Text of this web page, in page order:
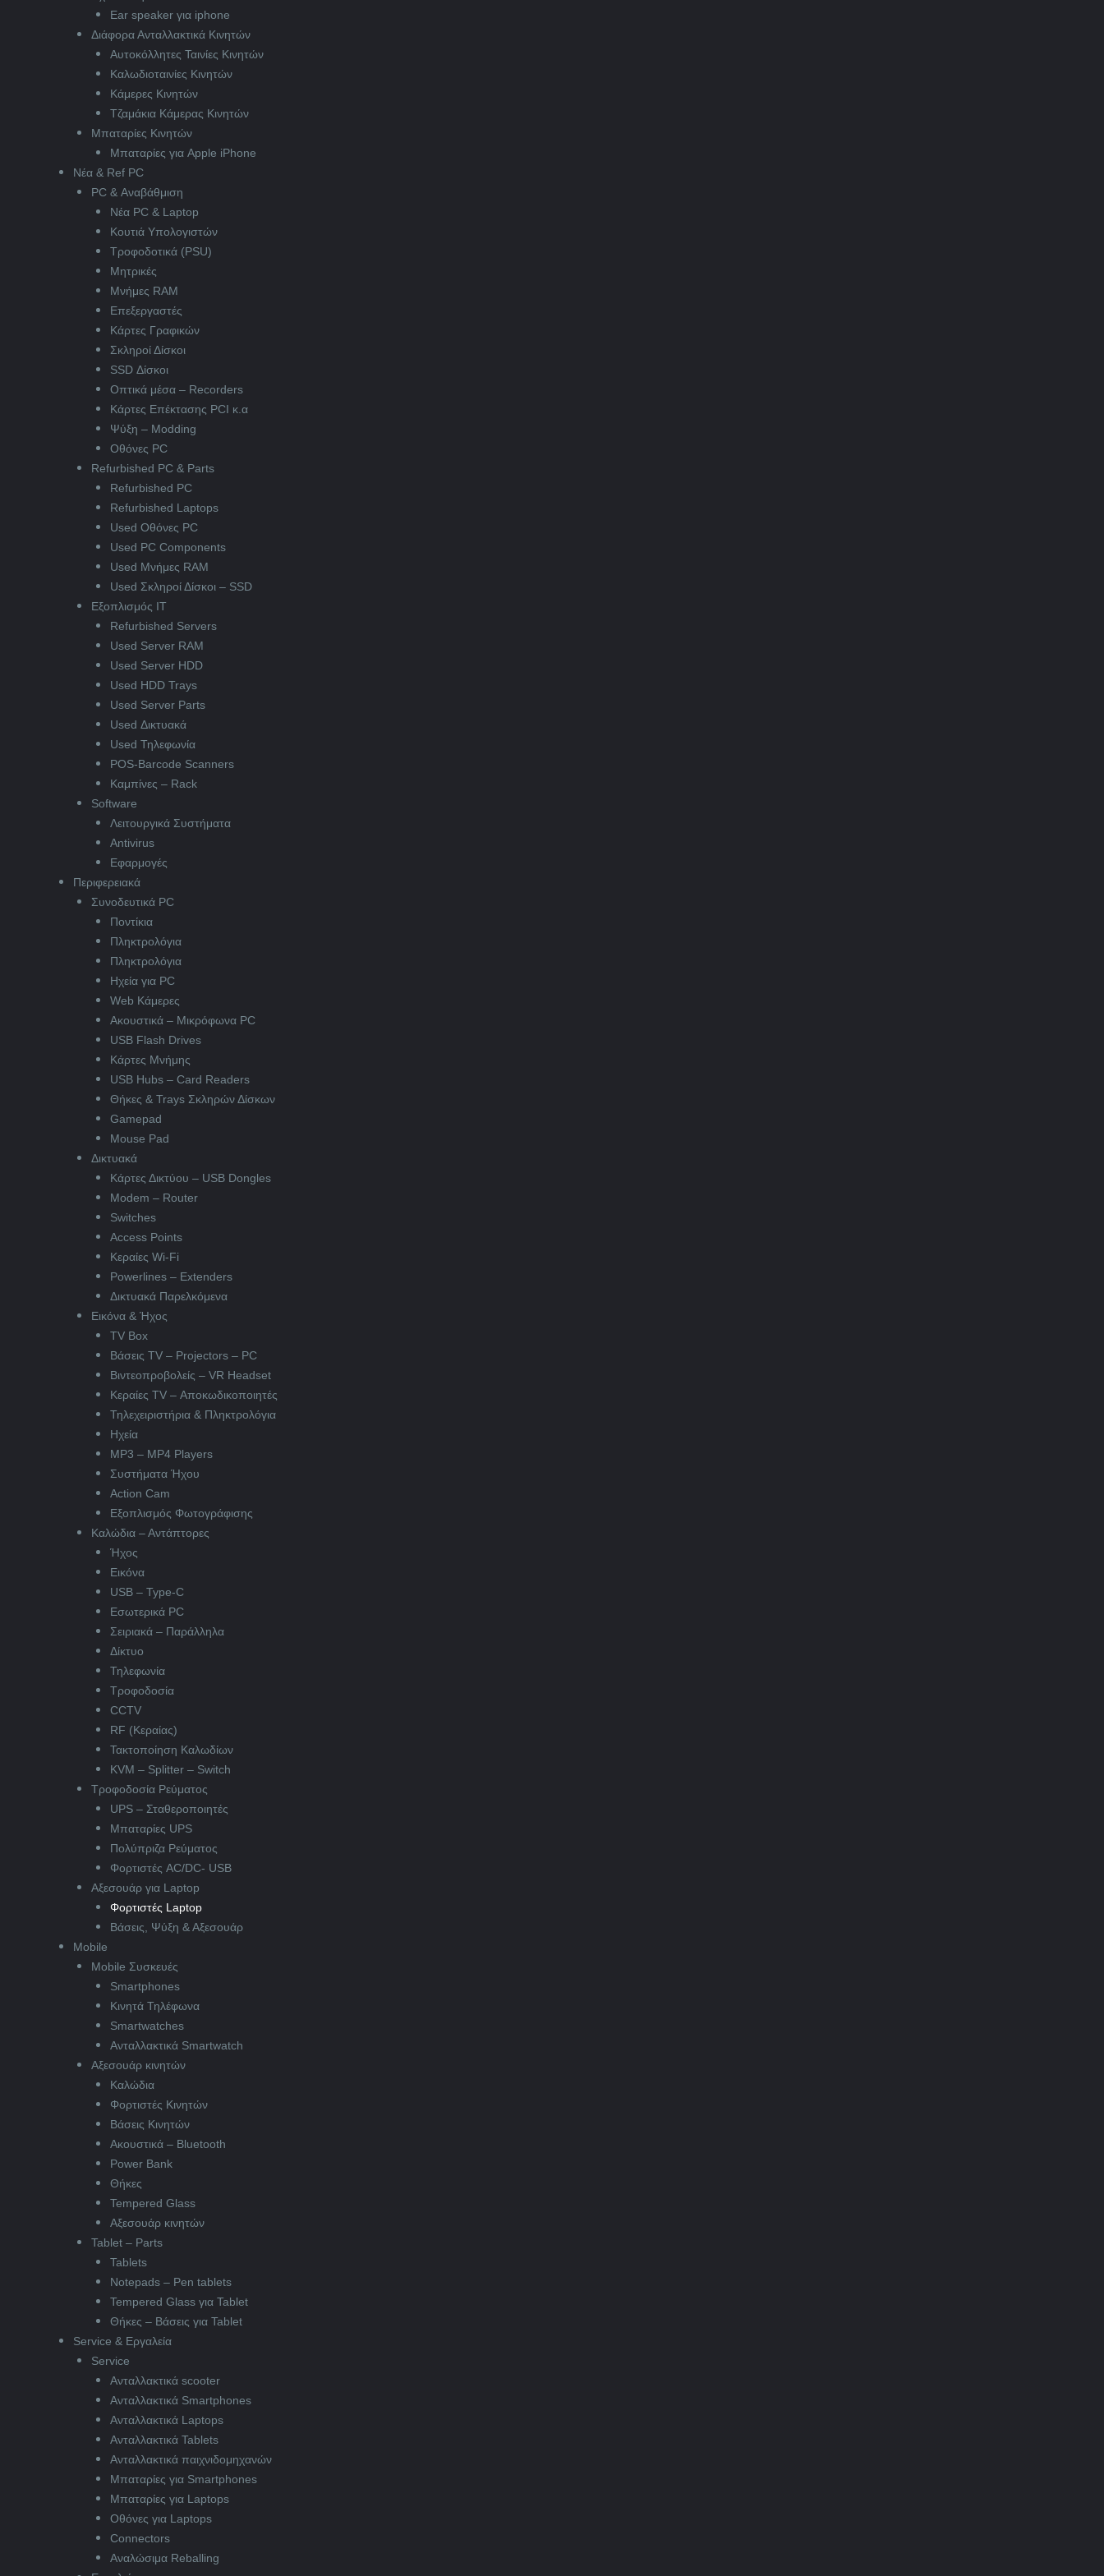
Ear speaker για iphone
Διάφορα Ανταλλακτικά Κινητών
Αυτοκόλλητες Ταινίες Κινητών
Καλωδιοταινίες Κινητών
Κάμερες Κινητών
Τζαμάκια Κάμερας Κινητών
Μπαταρίες Κινητών
Μπαταρίες για Apple iPhone
Νέα & Ref PC
PC & Αναβάθμιση
Νέα PC & Laptop
Κουτιά Υπολογιστών
Τροφοδοτικά (PSU)
Μητρικές
Μνήμες RAM
Επεξεργαστές
Κάρτες Γραφικών
Σκληροί Δίσκοι
SSD Δίσκοι
Οπτικά μέσα – Recorders
Κάρτες Επέκτασης PCI κ.α
Ψύξη – Modding
Οθόνες PC
Refurbished PC & Parts
Refurbished PC
Refurbished Laptops
Used Οθόνες PC
Used PC Components
Used Μνήμες RAM
Used Σκληροί Δίσκοι – SSD
Εξοπλισμός IT
Refurbished Servers
Used Server RAM
Used Server HDD
Used HDD Trays
Used Server Parts
Used Δικτυακά
Used Τηλεφωνία
POS-Barcode Scanners
Καμπίνες – Rack
Software
Λειτουργικά Συστήματα
Antivirus
Εφαρμογές
Περιφερειακά
Συνοδευτικά PC
Ποντίκια
Πληκτρολόγια
Πληκτρολόγια
Ηχεία για PC
Web Κάμερες
Ακουστικά – Μικρόφωνα PC
USB Flash Drives
Κάρτες Μνήμης
USB Hubs – Card Readers
Θήκες & Trays Σκληρών Δίσκων
Gamepad
Mouse Pad
Δικτυακά
Κάρτες Δικτύου – USB Dongles
Modem – Router
Switches
Access Points
Κεραίες Wi-Fi
Powerlines – Extenders
Δικτυακά Παρελκόμενα
Εικόνα & Ήχος
TV Box
Βάσεις TV – Projectors – PC
Βιντεοπροβολείς – VR Headset
Κεραίες TV – Αποκωδικοποιητές
Τηλεχειριστήρια & Πληκτρολόγια
Ηχεία
MP3 – MP4 Players
Συστήματα Ήχου
Action Cam
Εξοπλισμός Φωτογράφισης
Καλώδια – Αντάπτορες
Ήχος
Εικόνα
USB – Type-C
Εσωτερικά PC
Σειριακά – Παράλληλα
Δίκτυο
Τηλεφωνία
Τροφοδοσία
CCTV
RF (Κεραίας)
Τακτοποίηση Καλωδίων
KVM – Splitter – Switch
Τροφοδοσία Ρεύματος
UPS – Σταθεροποιητές
Μπαταρίες UPS
Πολύπριζα Ρεύματος
Φορτιστές AC/DC- USB
Αξεσουάρ για Laptop
Φορτιστές Laptop
Βάσεις, Ψύξη & Αξεσουάρ
Mobile
Mobile Συσκευές
Smartphones
Κινητά Τηλέφωνα
Smartwatches
Ανταλλακτικά Smartwatch
Αξεσουάρ κινητών
Καλώδια
Φορτιστές Κινητών
Βάσεις Κινητών
Ακουστικά – Bluetooth
Power Bank
Θήκες
Tempered Glass
Αξεσουάρ κινητών
Tablet – Parts
Tablets
Notepads – Pen tablets
Tempered Glass για Tablet
Θήκες – Βάσεις για Tablet
Service & Εργαλεία
Service
Ανταλλακτικά scooter
Ανταλλακτικά Smartphones
Ανταλλακτικά Laptops
Ανταλλακτικά Tablets
Ανταλλακτικά παιχνιδομηχανών
Μπαταρίες για Smartphones
Μπαταρίες για Laptops
Οθόνες για Laptops
Connectors
Αναλώσιμα Reballing